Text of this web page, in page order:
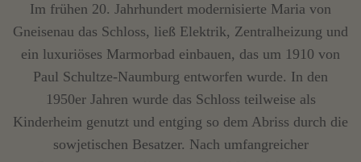
Im frühen 20. Jahrhundert modernisierte Maria von
Gneisenau das Schloss, ließ Elektrik, Zentralheizung und
ein luxuriöses Marmorbad einbauen, das um 1910 von
Paul Schultze-Naumburg entworfen wurde. In den
1950er Jahren wurde das Schloss teilweise als
Kinderheim genutzt und entging so dem Abriss durch die
sowjetischen Besatzer. Nach umfangreicher